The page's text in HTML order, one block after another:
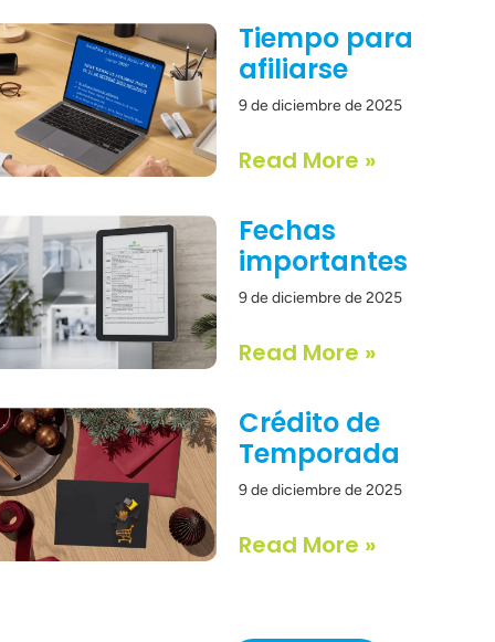
Tiempo para
afiliarse
9 de diciembre de 2025
Read More »
Fechas
importantes
9 de diciembre de 2025
Read More »
Crédito de
Temporada
9 de diciembre de 2025
Read More »